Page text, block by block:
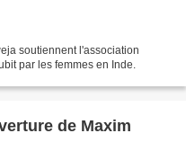
soutiennent l'association
par les femmes en Inde.
de Maxim